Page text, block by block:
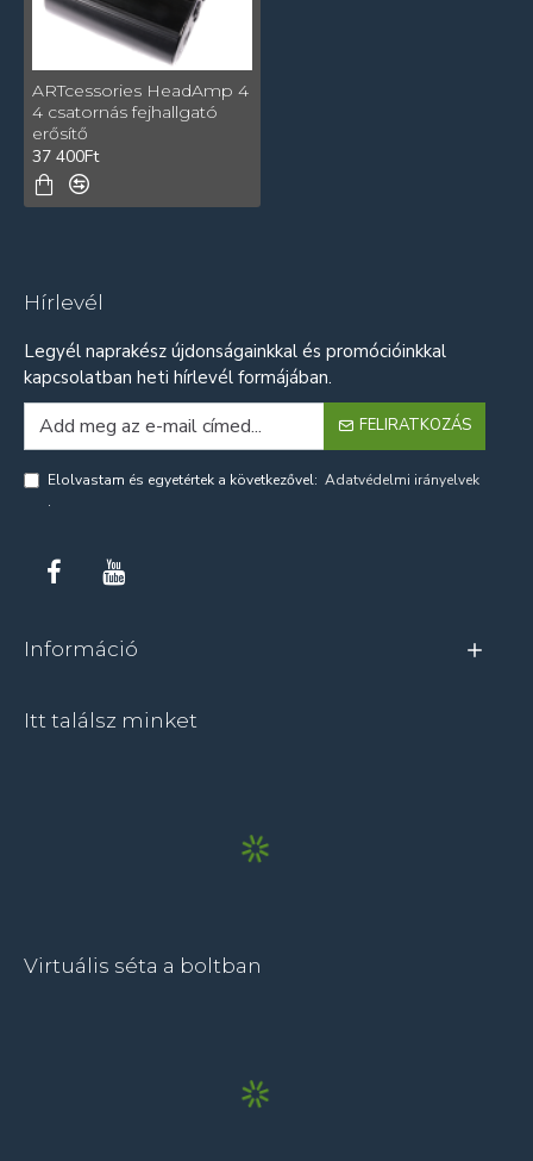
ARTcessories HeadAmp 4
4 csatornás fejhallgató
erősítő
37 400Ft
Hírlevél
Legyél naprakész újdonságainkkal és promócióinkkal
kapcsolatban heti hírlevél formájában.
FELIRATKOZÁS
Elolvastam és egyetértek a következővel: Adatvédelmi irányelvek
.
Információ
Itt találsz minket
Virtuális séta a boltban